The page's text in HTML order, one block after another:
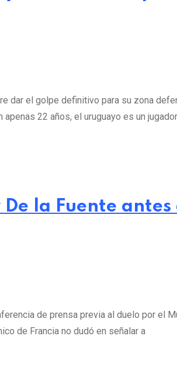
dar el golpe definitivo para su zona
22 años, el uruguayo es un
la Fuente
de prensa previa al duelo por el
de Francia no dudó en señalar a